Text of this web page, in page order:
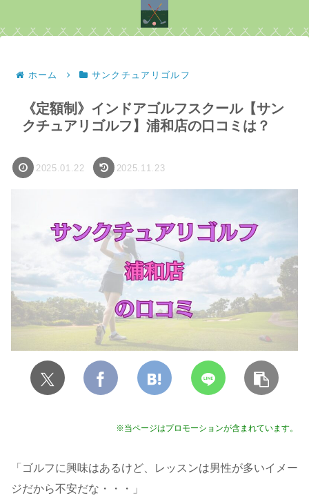
ホーム サンクチュアリゴルフ
《定額制》インドアゴルフスクール【サン
クチュアリゴルフ】浦和店の口コミは？
2025.01.22 2025.11.23
※当ページはプロモーションが含まれています。
「ゴルフに興味はあるけど、レッスンは男性が多いイメー
ジだから不安だな・・・」